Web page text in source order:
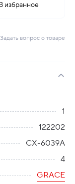
избранное
Задать вопрос о товаре
1
122202
СХ-6039A
4
GRACE